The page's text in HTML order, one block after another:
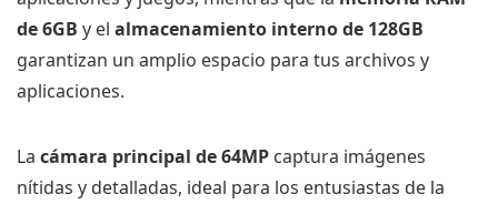
de 6GB y el almacenamiento interno de 128GB
garantizan un amplio espacio para tus archivos y
aplicaciones.
La cámara principal de 64MP captura imágenes
nítidas y detalladas, ideal para los entusiastas de la